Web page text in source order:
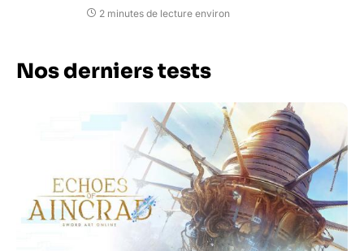
2 minutes de lecture environ
Nos derniers tests